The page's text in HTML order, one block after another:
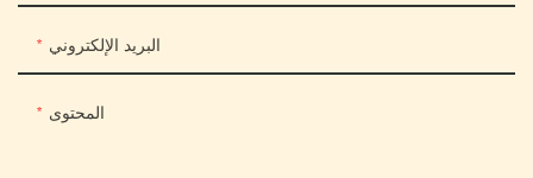
البريد الإلكتروني
المحتوى